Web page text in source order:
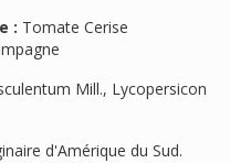
: Tomate Cerise
Mill., Lycopersicon
d'Amérique du Sud.